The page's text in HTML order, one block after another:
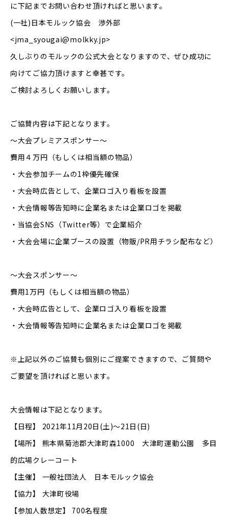
に下記までお問い合わせ頂ければと思います。
(一社)日本モルック協会 渉外部
<jma_syougai@molkky.jp>
久しぶりのモルックの公式大会となりますので、ぜひ成功に
向けてご協力頂けますと幸甚です。
ご検討よろしくお願いします。
ご協賛内容は下記となります。
～大会プレミアスポンサー～
費用４万円（もしくは相当額の物品）
・大会参加チームの1枠優先確保
・大会時広告として、企業ロゴ入り看板を設置
・大会情報等告知時に企業名または企業ロゴを掲載
・当協会SNS（Twitter等）で企業紹介
・大会会場に企業ブースの設置（物販/PR用チラシ配布など）
～大会スポンサー～
費用1万円（もしくは相当額の物品）
・大会時広告として、企業ロゴ入り看板を設置
・大会情報等告知時に企業名または企業ロゴを掲載
※上記以外のご協賛も個別にご提案できますので、ご質問や
ご要望を頂ければと思います。
大会情報は下記となります。
【日程】 2021年11月20日(土)～21日(日)
【場所】 熊本県菊池郡大津町森1000 大津町運動公園 多目
的広場クレーコート
【主催】 一般社団法人 日本モルック協会
【協力】 大津町役場
【参加人数想定】 700名程度